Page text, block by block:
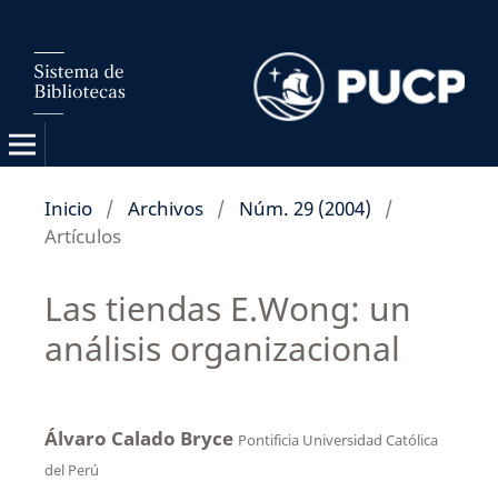
Inicio / Archivos / Núm. 29 (2004)
/
Artículos
Las tiendas E.Wong: un
análisis organizacional
Álvaro Calado Bryce Pontificia Universidad Católica
del Perú